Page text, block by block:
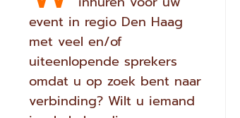
event in regio Den Haag
met veel en/of
uiteenlopende sprekers
omdat u op zoek bent naar
verbinding? Wilt u iemand